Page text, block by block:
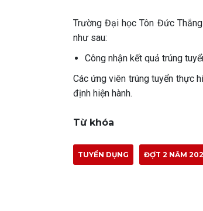
Trường Đại học Tôn Đức
như sau:
Công nhận kết quả trúng
Các ứng viên trúng tuyển thực
định hiện hành.
Từ khóa
TUYỂN DỤNG ĐỢT 2 NĂM